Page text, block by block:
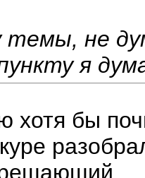
темы, не
я
хотя бы